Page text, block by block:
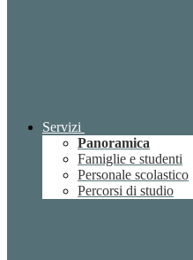
Servizi
Panoramica
Famiglie e studenti
Personale scolastico
Percorsi di studio